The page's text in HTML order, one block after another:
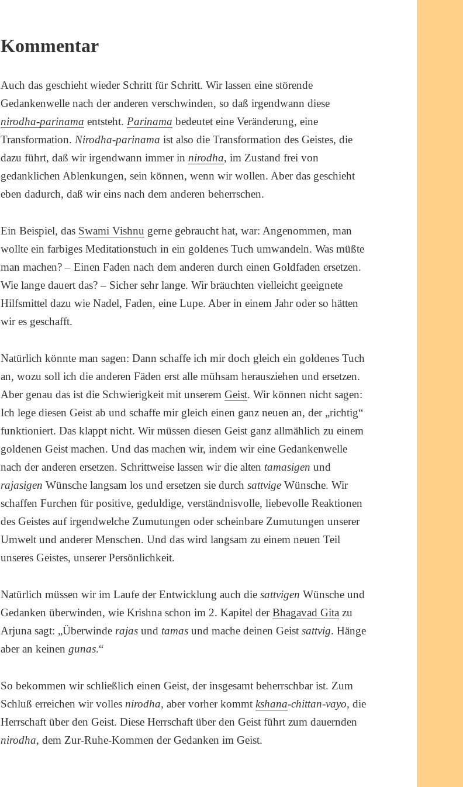
Kommentar
Auch das geschieht wieder Schritt für Schritt. Wir lassen eine störende
Gedankenwelle nach der anderen verschwinden, so daß irgendwann diese
nirodha-parinama entsteht. Parinama bedeutet eine Veränderung, eine
Transformation. Nirodha-parinama ist also die Transformation des Geistes, die
dazu führt, daß wir irgendwann immer in nirodha, im Zustand frei von
gedanklichen Ablenkungen, sein können, wenn wir wollen. Aber das geschieht
eben dadurch, daß wir eins nach dem anderen beherrschen.
Ein Beispiel, das Swami Vishnu gerne gebraucht hat, war: Angenommen, man
wollte ein farbiges Meditationstuch in ein goldenes Tuch umwandeln. Was müßte
man machen? – Einen Faden nach dem anderen durch einen Goldfaden ersetzen.
Wie lange dauert das? – Sicher sehr lange. Wir bräuchten vielleicht geeignete
Hilfsmittel dazu wie Nadel, Faden, eine Lupe. Aber in einem Jahr oder so hätten
wir es geschafft.
Natürlich könnte man sagen: Dann schaffe ich mir doch gleich ein goldenes Tuch
an, wozu soll ich die anderen Fäden erst alle mühsam herausziehen und ersetzen.
Aber genau das ist die Schwierigkeit mit unseremGeist. Wir können nicht sagen:
Ich lege diesen Geist ab und schaffe mir gleich einen ganz neuen an, der „richtig“
funktioniert. Das klappt nicht. Wir müssen diesen Geist ganz allmählich zu einem
goldenen Geist machen. Und das machen wir, indem wir eine Gedankenwelle
nach der anderen ersetzen. Schrittweise lassen wir die alten tamasigen und
rajasigen Wünsche langsam los und ersetzen sie durchsattvige Wünsche. Wir
schaffen Furchen für positive, geduldige, verständnisvolle, liebevolle Reaktionen
des Geistes auf irgendwelche Zumutungen oder scheinbare Zumutungen unserer
Umwelt und anderer Menschen. Und das wird langsam zu einem neuen Teil
unseres Geistes, unserer Persönlichkeit.
Natürlich müssen wir im Laufe der Entwicklung auch diesattvigen Wünsche und
Gedanken überwinden, wie Krishna schon im 2. Kapitel derBhagavad Gita zu
Arjuna sagt: „Überwinde rajas und tamas und mache deinen Geist sattvig. Hänge
aber an keinen gunas.“
So bekommen wir schließlich einen Geist, der insgesamt beherrschbar ist. Zum
Schluß erreichen wir volles nirodha, aber vorher kommtkshana-chittan-vayo, die
Herrschaft über den Geist. Diese Herrschaft über den Geist führt zum dauernden
nirodha, dem Zur-Ruhe-Kommen der Gedanken im Geist.